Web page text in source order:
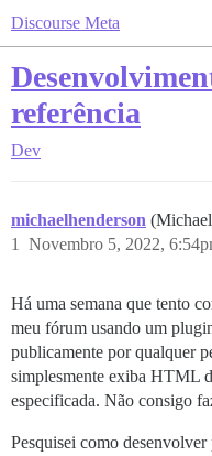
Discourse Meta
referência
Dev
michaelhenderson
Novembro 5, 2022,
1
Há uma semana que tento
meu fórum usando um
publicamente por qualquer
simplesmente exiba HTML
especificada. Não consigo
Pesquisei como